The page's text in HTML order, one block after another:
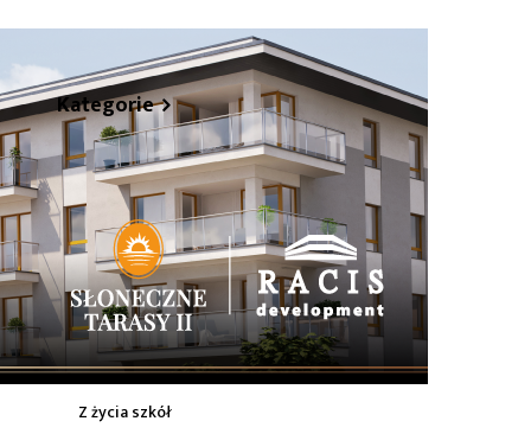
Kategorie
Z życia miasta
Sport
Kultura
Wiadomości z regionu
Z życia szkół